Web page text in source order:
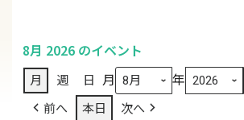
8月 2026 のイベント
月 週 日 月 年
前へ 本日 次へ